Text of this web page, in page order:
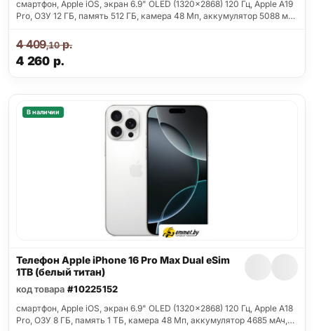
смартфон, Apple iOS, экран 6.9" OLED (1320x2868) 120 Гц, Apple A19
Pro, ОЗУ 12 ГБ, память 512 ГБ, камера 48 Мп, аккумулятор 5088 м…
4 260 р.
4 409,10р.
В наличии
Телефон Apple iPhone 16 Pro Max Dual eSim
1TB (белый титан)
код товара #10225152
смартфон, Apple iOS, экран 6.9" OLED (1320x2868) 120 Гц, Apple A18
Pro, ОЗУ 8 ГБ, память 1 ТБ, камера 48 Мп, аккумулятор 4685 мАч,…